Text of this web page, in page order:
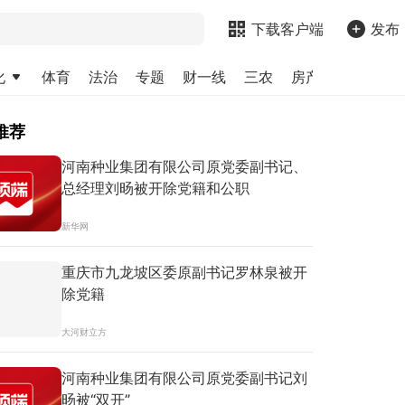
下载客户端 发布
体育 法治 专题 财一线 三农 房产
荐
河南种业集团有限公司原党委副书记、
总经理刘旸被开除党籍和公职
新华网
重庆市九龙坡区委原副书记罗林泉被开
除党籍
大河财立方
河南种业集团有限公司原党委副书记刘
旸被“双开”